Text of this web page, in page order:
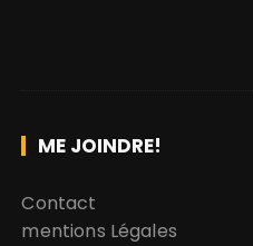
ME JOINDRE!
Contact
mentions Légales